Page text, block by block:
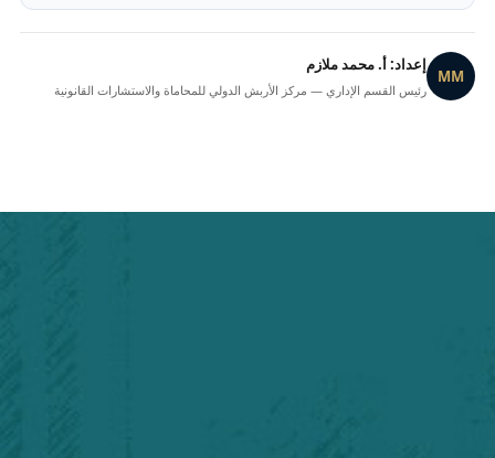
MM
إعداد: أ. محمد ملازم
رئيس القسم الإداري — مركز الأربش الدولي للمحاماة والاستشارات القانونية